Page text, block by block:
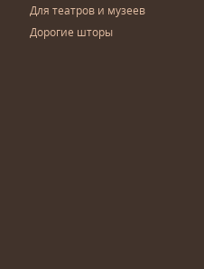
Для театров и музеев
Дорогие шторы